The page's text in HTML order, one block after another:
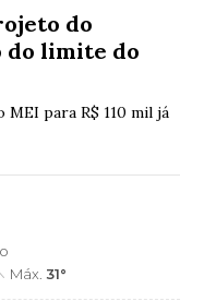
do
do limite do
para R$ 110 mil já
Máx.31°